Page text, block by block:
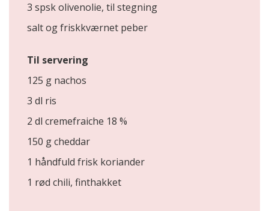
3 spsk olivenolie, til stegning
salt og friskkværnet peber
Til servering
125 g nachos
3 dl ris
2 dl cremefraiche 18 %
150 g cheddar
1 håndfuld frisk koriander
1 rød chili, finthakket